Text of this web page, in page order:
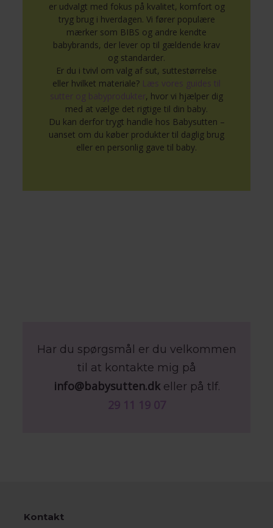
er udvalgt med fokus på kvalitet, komfort og
tryg brug i hverdagen. Vi fører populære
mærker som BIBS og andre kendte
babybrands, der lever op til gældende krav
og standarder.
Er du i tvivl om valg af sut, suttestørrelse
eller hvilket materiale? Læs vores guides til
sutter og babyprodukter, hvor vi hjælper dig
med at vælge det rigtige til din baby.
Du kan derfor trygt handle hos Babysutten –
uanset om du køber produkter til daglig brug
eller en personlig gave til baby.
Har du spørgsmål er du velkommen
til at kontakte mig på
info@babysutten.dkeller på tlf.
29 11 19 07
Kontakt